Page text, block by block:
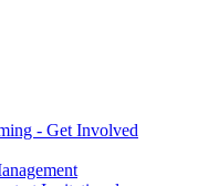
- Get Involved